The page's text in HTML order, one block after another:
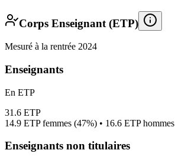
Corps Enseignant (ETP)
Mesuré à la rentrée 2024
Enseignants
En ETP
31.6 ETP
14.9 ETP femmes (47%) • 16.6 ETP hommes
Enseignants non titulaires